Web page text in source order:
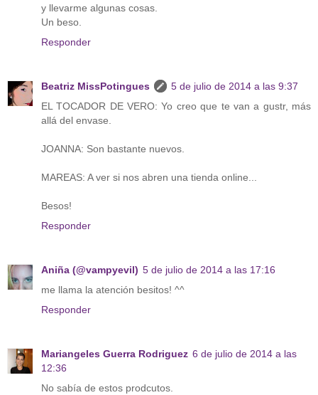
y llevarme algunas cosas.
Un beso.
Responder
Beatriz MissPotingues
5 de julio de 2014 a las 9:37
EL TOCADOR DE VERO: Yo creo que te van a gustr, más
allá del envase.
JOANNA: Son bastante nuevos.
MAREAS: A ver si nos abren una tienda online...
Besos!
Responder
Aniña (@vampyevil) 5 de julio de 2014 a las 17:16
me llama la atención besitos! ^^
Responder
Mariangeles Guerra Rodriguez 6 de julio de 2014 a las
12:36
No sabía de estos prodcutos.